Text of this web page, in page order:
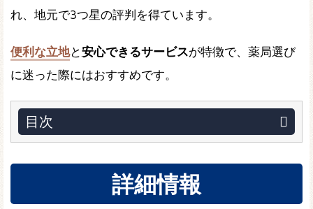
れ、地元で3つ星の評判を得ています。
便利な立地と安心できるサービスが特徴で、薬局選び
に迷った際にはおすすめです。
目次
詳細情報